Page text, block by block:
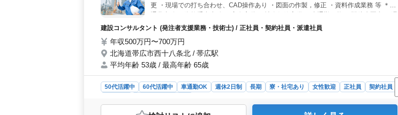
更 ・現場での打ち合わせ、CAD操作あり ・図面の作製，修正 ・資料作成業務 等 ＊交
休2日制 【歓迎】 ＊50代、60代経験者 ＊1級土木施工管理技士有資格者 50代以上で土
建設コンサルタント (発注者支援業務・技術士) / 正社員・契約社員・派遣社員
年収500万円〜700万円
北海道帯広市西十八条北 / 帯広駅
平均年齢 53歳 / 最高年齢 65歳
50代活躍中 60代活躍中 車通勤OK 週休2日制 長期 寮・社宅あり 女性歓迎 正社員
契約社員
おすすめポイント